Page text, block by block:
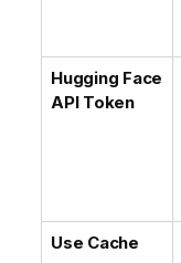
Hugging Face
API Token
Use Cache